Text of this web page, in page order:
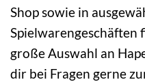
Shop sowie in
Spielwarengeschäften
große Auswahl an
dir bei Fragen gerne